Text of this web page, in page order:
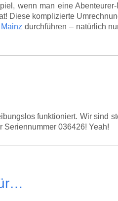
wenn man eine
Diese komplizierte
durchführen – natürlich
funktioniert. Wir sind
Seriennummer 036426! Yeah!